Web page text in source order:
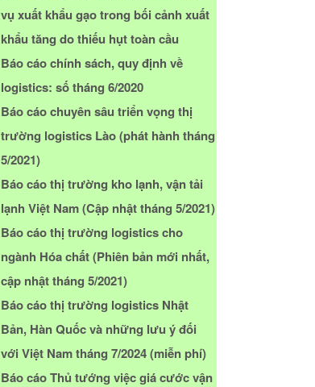
vụ xuất khẩu gạo trong bối cảnh xuất
khẩu tăng do thiếu hụt toàn cầu
Báo cáo chính sách, quy định về
logistics: số tháng 6/2020
Báo cáo chuyên sâu triển vọng thị
trường logistics Lào (phát hành tháng
5/2021)
Báo cáo thị trường kho lạnh, vận tải
lạnh Việt Nam (Cập nhật tháng 5/2021)
Báo cáo thị trường logistics cho
ngành Hóa chất (Phiên bản mới nhất,
cập nhật tháng 5/2021)
Báo cáo thị trường logistics Nhật
Bản, Hàn Quốc và những lưu ý đối
với Việt Nam tháng 7/2024 (miễn phí)
Báo cáo Thủ tướng việc giá cước vận